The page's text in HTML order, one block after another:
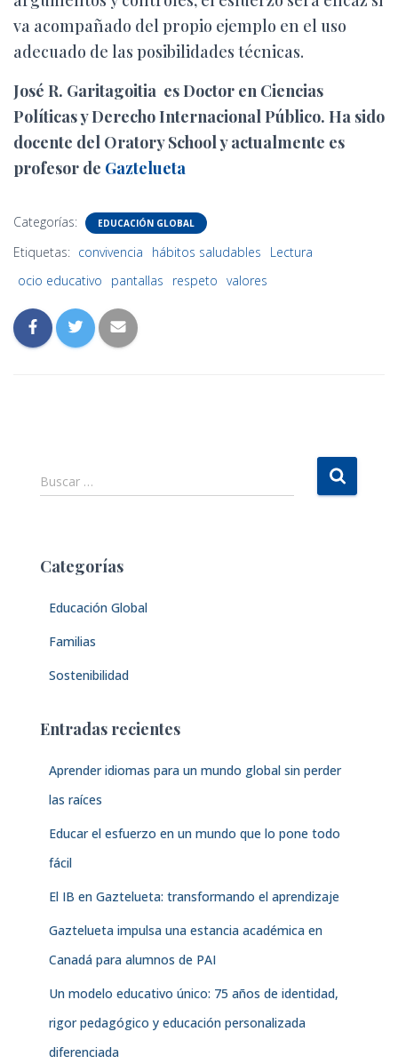
va acompañado del propio ejemplo en el uso
adecuado de las posibilidades técnicas.
José R. Garitagoitia es Doctor en Ciencias
Políticas y Derecho Internacional Público. Ha sido
docente del Oratory School y actualmente es
profesor de Gaztelueta
Categorías: EDUCACIÓN GLOBAL
Etiquetas: convivencia hábitos saludables
Lectura
ocio educativo
pantallas respeto valores
B
u
r
Buscar …
Categorías
Educación Global
Familias
Sostenibilidad
Entradas recientes
Aprender idiomas para un mundo global sin perder
las raíces
Educar el esfuerzo en un mundo que lo pone todo
fácil
El IB en Gaztelueta: transformando el aprendizaje
Gaztelueta impulsa una estancia académica en
Canadá para alumnos de PAI
Un modelo educativo único: 75 años de identidad,
rigor pedagógico y educación personalizada
diferenciada